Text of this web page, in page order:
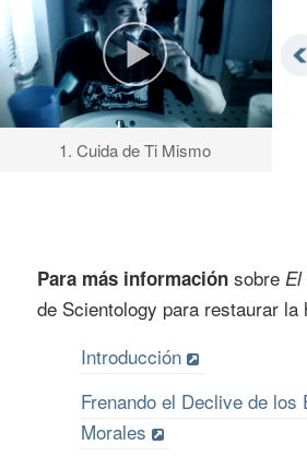
1. Cuida de Ti Mismo
Para más información sobreEl
de Scientology para restaurar
Introducción
Frenando el Declive de los
Morales